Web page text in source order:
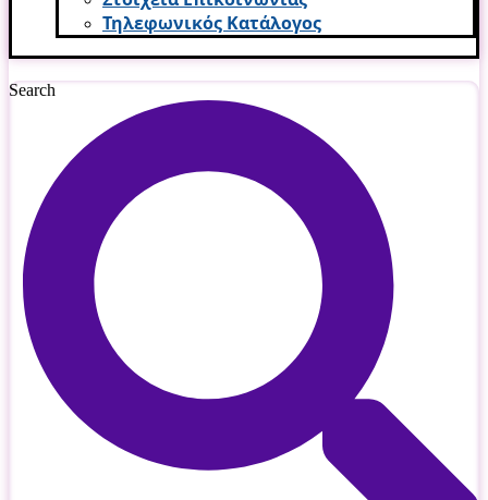
Τηλεφωνικός Κατάλογος
Search